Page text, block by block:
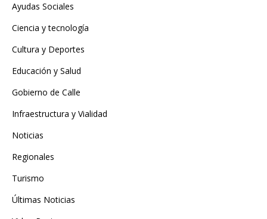
Ayudas Sociales
Ciencia y tecnología
Cultura y Deportes
Educación y Salud
Gobierno de Calle
Infraestructura y Vialidad
Noticias
Regionales
Turismo
Últimas Noticias